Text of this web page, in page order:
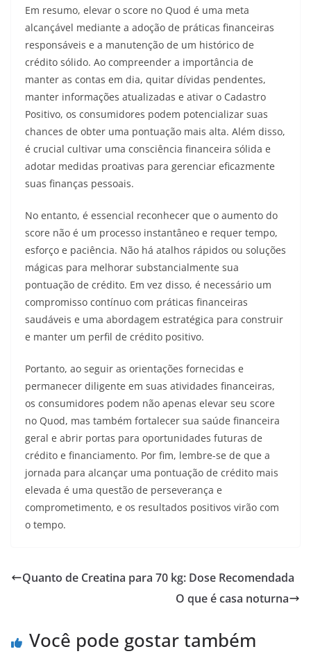
Em resumo, elevar o score no Quod é uma meta
alcançável mediante a adoção de práticas financeiras
responsáveis e a manutenção de um histórico de
crédito sólido. Ao compreender a importância de
manter as contas em dia, quitar dívidas pendentes,
manter informações atualizadas e ativar o Cadastro
Positivo, os consumidores podem potencializar suas
chances de obter uma pontuação mais alta. Além disso,
é crucial cultivar uma consciência financeira sólida e
adotar medidas proativas para gerenciar eficazmente
suas finanças pessoais.
No entanto, é essencial reconhecer que o aumento do
score não é um processo instantâneo e requer tempo,
esforço e paciência. Não há atalhos rápidos ou soluções
mágicas para melhorar substancialmente sua
pontuação de crédito. Em vez disso, é necessário um
compromisso contínuo com práticas financeiras
saudáveis e uma abordagem estratégica para construir
e manter um perfil de crédito positivo.
Portanto, ao seguir as orientações fornecidas e
permanecer diligente em suas atividades financeiras,
os consumidores podem não apenas elevar seu score
no Quod, mas também fortalecer sua saúde financeira
geral e abrir portas para oportunidades futuras de
crédito e financiamento. Por fim, lembre-se de que a
jornada para alcançar uma pontuação de crédito mais
elevada é uma questão de perseverança e
comprometimento, e os resultados positivos virão com
o tempo.
Quanto de Creatina para 70 kg: Dose Recomendada
O que é casa noturna
Você pode gostar também